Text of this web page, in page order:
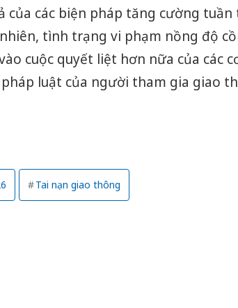
của các biện pháp tăng cường tuần
tình trạng vi phạm nồng độ
cuộc quyết liệt hơn nữa của các
luật của người tham gia giao
Tai nạn giao thông